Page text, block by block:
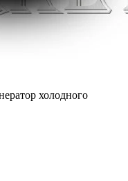
холодного